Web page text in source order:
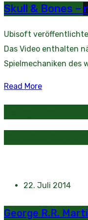
Skull & Bones –
Ubisoft veröffentlichte
Das Video enthalten
Spielmechaniken des
Read More
22. Juli 2014
George R.R.